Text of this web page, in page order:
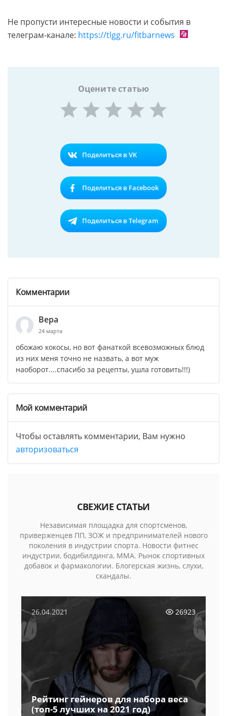
Не пропусти интересные новости и события в
телеграм-канале: https://tlgg.ru/fitbarnews
Оцените статью
Поделиться в VK
Поделиться в Facebook
Поделиться в Telegram
Комментарии
Вера
24 марта
обожаю кокосы, но вот фанаткой всевозможных блюд
из них меня точно не назвать, а вот муж
наоборот....спасибо за рецепты, ушла готовить!!!)
Мой комментарий
Чтобы оставлять комментарии, Вам нужно
авторизоваться
СВЕЖИЕ СТАТЬИ
Независимая площадка для спортсменов,
приверженцев ПП, ЗОЖ и предпринимателей нового
поколения в индустрии спорта. Новости фитнес
индустрии, бодибилдинга, MMA. Рынок спортивных
добавок и фармакологии. Блогерская жизнь, слухи,
скандалы.
26.04.2021 26923
Рейтинг гейнеров для набора веса
(топ-5 лучших на 2021 год)